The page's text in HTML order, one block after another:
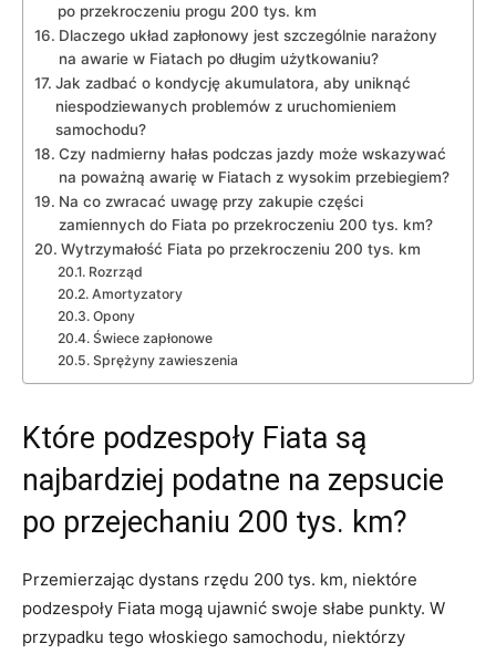
po⁢ przekroczeniu progu 200 tys. km
Dlaczego układ zapłonowy jest szczególnie narażony‍
na⁤ awarie w Fiatach‌ po długim użytkowaniu?
Jak zadbać ‍o kondycję akumulatora,⁢ aby uniknąć
niespodziewanych problemów ⁣z uruchomieniem
samochodu?
Czy nadmierny hałas podczas jazdy może wskazywać
na poważną awarię⁤ w​ Fiatach z wysokim przebiegiem?
Na co zwracać uwagę przy zakupie⁤ części
zamiennych⁢ do ⁣Fiata po ⁢przekroczeniu 200 ⁢tys. km?
Wytrzymałość Fiata po‍ przekroczeniu 200 tys. km
Rozrząd
Amortyzatory
Opony
Świece zapłonowe
Sprężyny zawieszenia
Które⁢ podzespoły ⁣Fiata⁢ są
najbardziej podatne na zepsucie
po‍ przejechaniu 200 tys. km?
Przemierzając dystans rzędu 200 tys. km, niektóre
podzespoły Fiata mogą ujawnić ‍swoje słabe punkty. W
przypadku tego włoskiego samochodu, ⁤niektórzy